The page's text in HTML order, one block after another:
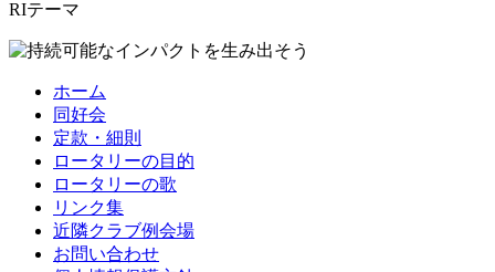
RIテーマ
ホーム
同好会
定款・細則
ロータリーの目的
ロータリーの歌
リンク集
近隣クラブ例会場
お問い合わせ